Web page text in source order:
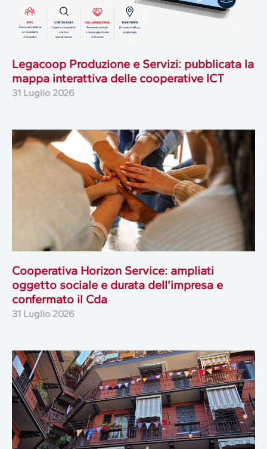
Legacoop Produzione e Servizi: pubblicata la
mappa interattiva delle cooperative ICT
31 Luglio 2026
Cooperativa Horizon Service: ampliati
oggetto sociale e durata dell’impresa e
confermato il Cda
31 Luglio 2026